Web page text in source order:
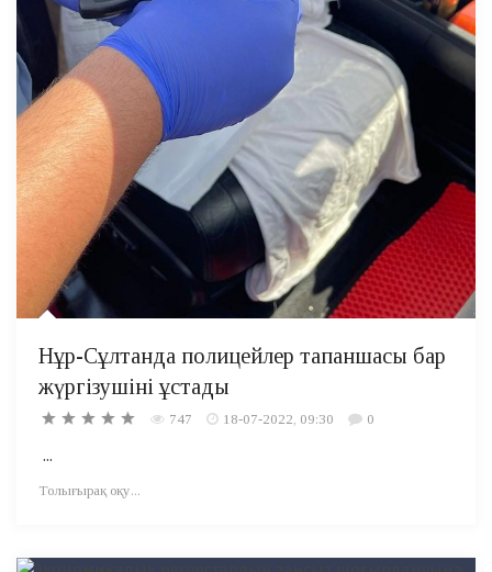
Нұр-Сұлтанда полицейлер тапаншасы бар
жүргізушіні ұстады
747 18-07-2022, 09:30 0
...
Толығырақ оқу...